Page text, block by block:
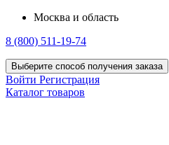
Москва и область
8 (800) 511-19-74
Выберите способ получения заказа
Войти Регистрация
Каталог товаров